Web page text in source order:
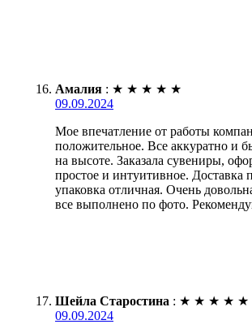
Амалия : ★ ★ ★ ★ ★
09.09.2024
Мое впечатление от работы
положительное. Все аккуратно и
на высоте. Заказала сувениры,
простое и интуитивное. Доставка
упаковка отличная. Очень
все выполнено по фото.
Шейла Старостина : ★ ★ ★ ★ ★
09.09.2024